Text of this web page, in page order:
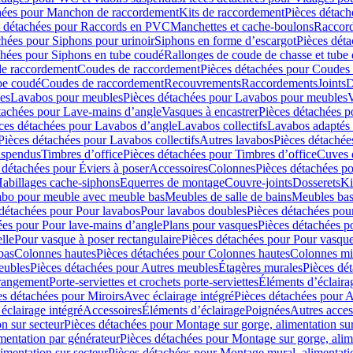
pour Manchon de raccordementKits de raccordementPièces
détachées pour Raccords en PVCManchettes et cache-boulons
pour Siphons pour urinoirSiphons en forme d’escargotPièces
pour Siphons en tube coudéRallonges de coude de chasse et tube
raccordementCoudes de raccordementPièces détachées pour
coudéCoudes de raccordementRecouvrementsRaccordementsJoints
Lavabos pour meublesPièces détachées pour Lavabos pour meubles
pour Lave-mains d’angleVasques à encastrerPièces détachées
détachées pour Lavabos d’angleLavabos collectifsLavabos
détachées pour Lavabos collectifsAutres lavabosPièces
Timbres dʼofficePièces détachées pour Timbres dʼofficeCuves
pour Éviers à poserAccessoiresColonnesPièces détachées
cache-siphonsEquerres de montageCouvre-jointsDosserets
pour meuble avec meuble basMeubles de salle de bainsMeubles
pour Pour lavabosPour lavabos doublesPièces détachées
pour Pour lave-mains d’anglePlans pour vasquesPièces détachées
Pour vasque à poser rectangulairePièces détachées pour Pour
Colonnes hautesPièces détachées pour Colonnes hautesColonnes
Pièces détachées pour Autres meublesÉtagères muralesPièces
Porte-serviettes et crochets porte-serviettesÉléments
détachées pour MiroirsAvec éclairage intégréPièces détachées pour
intégréAccessoiresÉléments d’éclairagePoignéesAutres
sur secteurPièces détachées pour Montage sur gorge, alimentation
par générateurPièces détachées pour Montage sur gorge,